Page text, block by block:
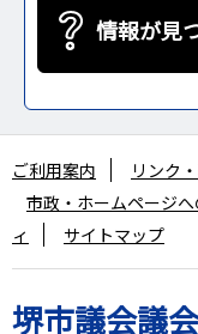
情報が見
堺市議会議
ご利用案内 リンク
市政・ホームページ
ィ
サイトマップ